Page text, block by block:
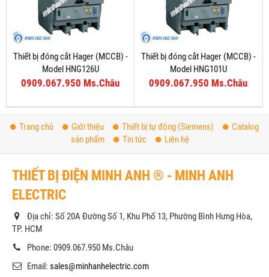
Thiết bị đóng cắt Hager (MCCB) -
Model HNG126U
0909.067.950 Ms.Châu
Thiết bị đóng cắt Hager (MCCB) -
Model HNG101U
0909.067.950 Ms.Châu
Trang chủ Giới thiệu Thiết bị tự động (Siemens)
Catalog
sản phẩm
Tin tức Liên hệ
THIẾT BỊ ĐIỆN MINH ANH ® - MINH ANH
ELECTRIC
Địa chỉ: Số 20A Đường Số 1, Khu Phố 13, Phường Bình Hưng Hòa,
TP. HCM
Phone: 0909.067.950 Ms.Châu
Email: sales@minhanhelectric.com